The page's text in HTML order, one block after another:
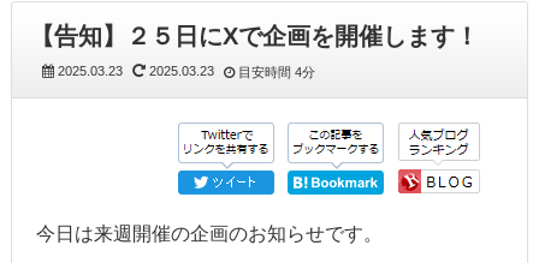
【告知】２５日にXで企画を開催します！
2025.03.23 2025.03.23 目安時間 4分
今日は来週開催の企画のお知らせです。